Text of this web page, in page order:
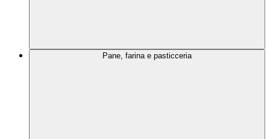
Pane, farina e pasticceria